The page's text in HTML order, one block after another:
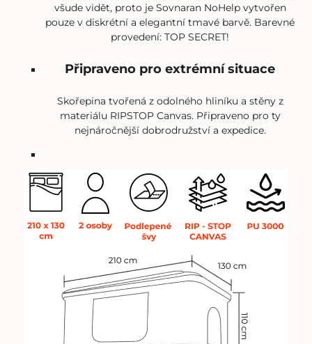
všude vidět, proto je Sovnaran NoHelp vytvořen
pouze v diskrétní a elegantní tmavé barvě. Barevné
provedení: TOP SECRET!
Připraveno pro extrémní situace
Skořepina tvořená z odolného hliníku a stěny z
materiálu RIPSTOP Canvas. Připraveno pro ty
nejnáročnější dobrodružství a expedice.